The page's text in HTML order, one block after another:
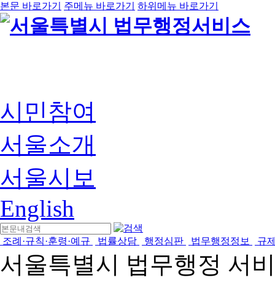
본문 바로가기 주메뉴 바로가기 하위메뉴 바로가기
시민참여
서울소개
서울시보
English
조례·규칙·훈령·예규 법률상담 행정심판 법무행정정보 규
서울특별시 법무행정 서